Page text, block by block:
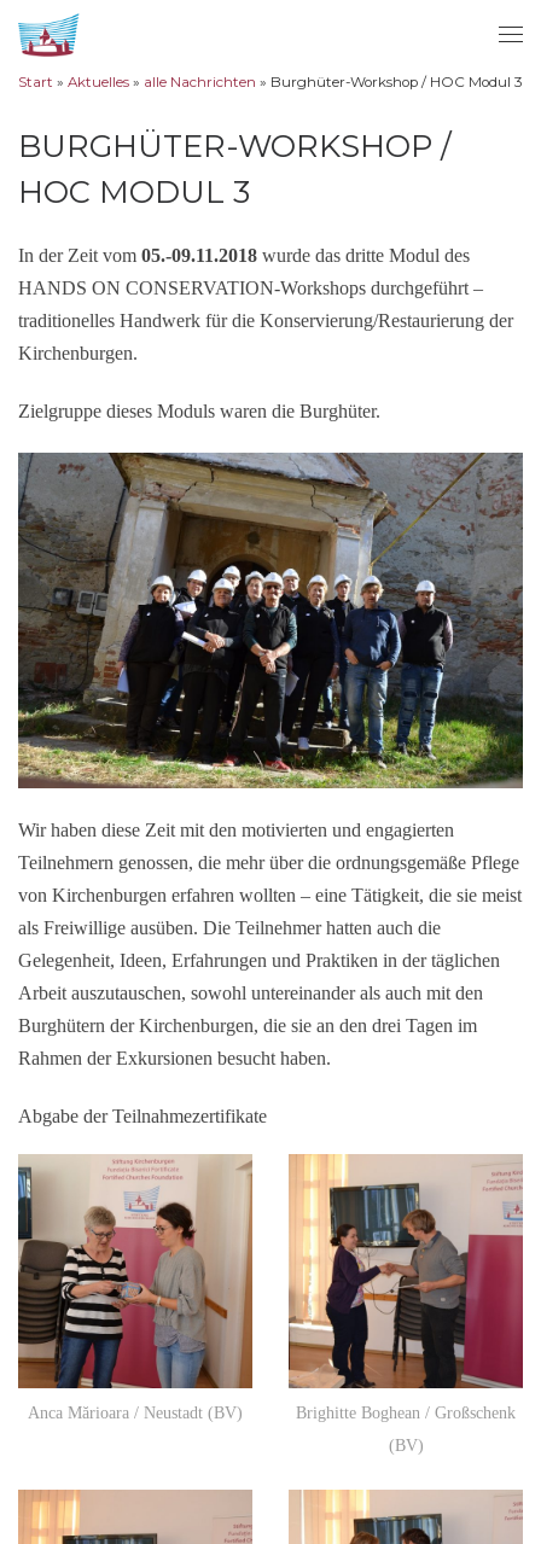
Zum Inhalt springen
Start » Aktuelles » alle Nachrichten » Burghüter-Workshop / HOC Modul 3
BURGHÜTER-WORKSHOP /
HOC MODUL 3
In der Zeit vom 05.-09.11.2018 wurde das dritte Modul des
HANDS ON CONSERVATION-Workshops durchgeführt –
traditionelles Handwerk für die Konservierung/Restaurierung der
Kirchenburgen.
Zielgruppe dieses Moduls waren die Burghüter.
Wir haben diese Zeit mit den motivierten und engagierten
Teilnehmern genossen, die mehr über die ordnungsgemäße Pflege
von Kirchenburgen erfahren wollten – eine Tätigkeit, die sie meist
als Freiwillige ausüben. Die Teilnehmer hatten auch die
Gelegenheit, Ideen, Erfahrungen und Praktiken in der täglichen
Arbeit auszutauschen, sowohl untereinander als auch mit den
Burghütern der Kirchenburgen, die sie an den drei Tagen im
Rahmen der Exkursionen besucht haben.
Abgabe der Teilnahmezertifikate
Anca Mărioara / Neustadt (BV)
Brighitte Boghean / Großschenk
(BV)